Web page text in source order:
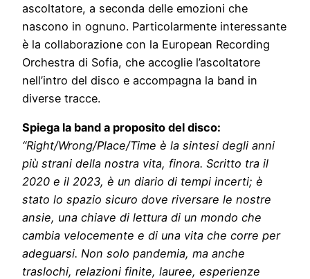
ascoltatore, a seconda delle emozioni che
nascono in ognuno. Particolarmente interessante
è la collaborazione con la European Recording
Orchestra di Sofia, che accoglie l’ascoltatore
nell’intro del disco e accompagna la band in
diverse tracce.
Spiega la band a proposito del disco:
“Right/Wrong/Place/Time è la sintesi degli anni
più strani della nostra vita, finora. Scritto tra il
2020 e il 2023, è un diario di tempi incerti; è
stato lo spazio sicuro dove riversare le nostre
ansie, una chiave di lettura di un mondo che
cambia velocemente e di una vita che corre per
adeguarsi. Non solo pandemia, ma anche
traslochi, relazioni finite, lauree, esperienze